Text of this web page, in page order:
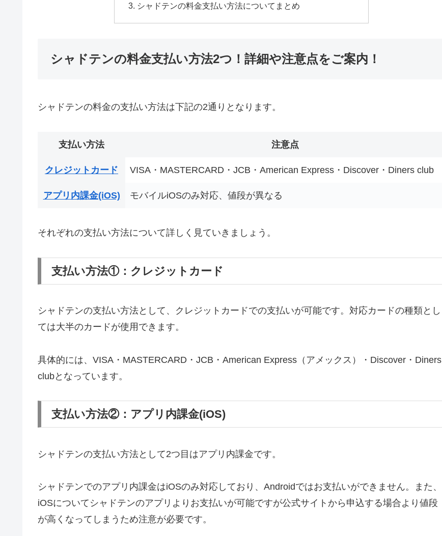
シャドテンの料金支払い方法についてまとめ
シャドテンの料金支払い方法2つ！詳細や注意点をご案内！
シャドテンの料金の支払い方法は下記の2通りとなります。
支払い方法 注意点
クレジットカード VISA・MASTERCARD・JCB・American Express・Discover・Diners club
アプリ内課金(iOS) モバイルiOSのみ対応、値段が異なる
それぞれの支払い方法について詳しく見ていきましょう。
支払い方法①：クレジットカード
シャドテンの支払い方法として、クレジットカードでの支払いが可能です。対応カードの種類とし
ては大半のカードが使用できます。
具体的には、VISA・MASTERCARD・JCB・American Express（アメックス）・Discover・Diners
clubとなっています。
支払い方法②：アプリ内課金(iOS)
シャドテンの支払い方法として2つ目はアプリ内課金です。
シャドテンでのアプリ内課金はiOSのみ対応しており、Androidではお支払いができません。また、
iOSについてシャドテンのアプリよりお支払いが可能ですが公式サイトから申込する場合より値段
が高くなってしまうため注意が必要です。